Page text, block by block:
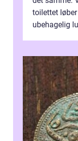
toilettet løber
ubehagelig